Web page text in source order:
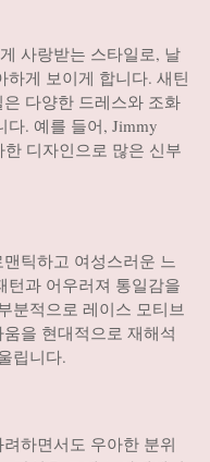
사랑받는 스타일로, 날
하게 보이게 합니다. 새틴
다양한 드레스와 조화
다. 예를 들어, Jimmy
한 디자인으로 많은 신부
틱하고 여성스러운 느
턴과 어우러져 통일감을
분적으로 레이스 모티브
을 현대적으로 재해석
립니다.
하면서도 우아한 분위